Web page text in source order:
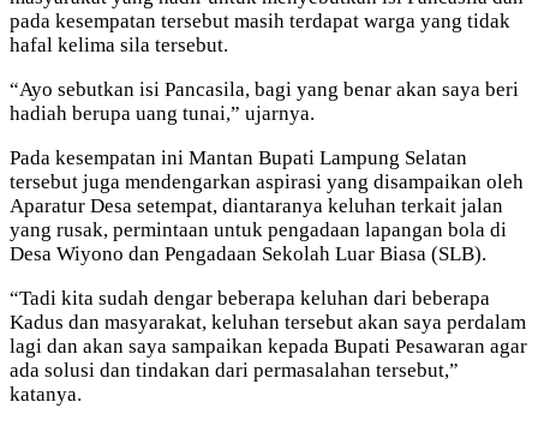
pada kesempatan tersebut masih terdapat warga yang tidak
hafal kelima sila tersebut.
“Ayo sebutkan isi Pancasila, bagi yang benar akan saya beri
hadiah berupa uang tunai,” ujarnya.
Pada kesempatan ini Mantan Bupati Lampung Selatan
tersebut juga mendengarkan aspirasi yang disampaikan oleh
Aparatur Desa setempat, diantaranya keluhan terkait jalan
yang rusak, permintaan untuk pengadaan lapangan bola di
Desa Wiyono dan Pengadaan Sekolah Luar Biasa (SLB).
“Tadi kita sudah dengar beberapa keluhan dari beberapa
Kadus dan masyarakat, keluhan tersebut akan saya perdalam
lagi dan akan saya sampaikan kepada Bupati Pesawaran agar
ada solusi dan tindakan dari permasalahan tersebut,”
katanya.